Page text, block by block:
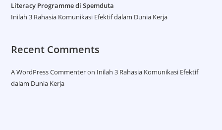
Literacy Programme di Spemduta​
Inilah 3 Rahasia Komunikasi Efektif dalam Dunia Kerja
Recent Comments
A WordPress Commenteron Inilah 3 Rahasia Komunikasi Efektif
dalam Dunia Kerja